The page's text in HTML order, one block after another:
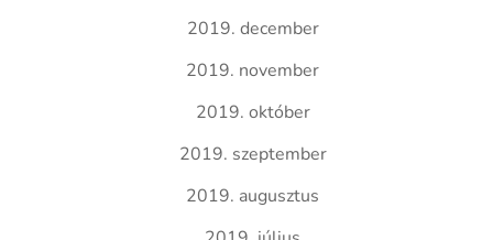
2019. december
2019. november
2019. október
2019. szeptember
2019. augusztus